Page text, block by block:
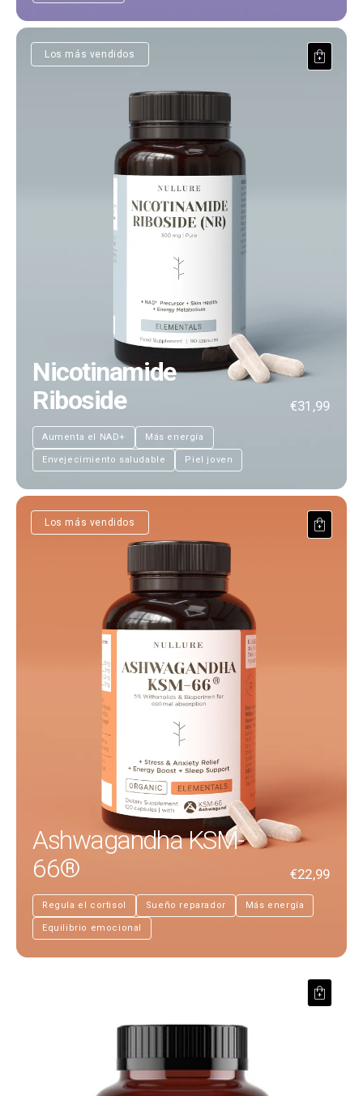
Nicotinamide Riboside
Los más vendidos
Nicotinamide
Riboside
€31,99
Aumenta el NAD+ Más energía
Envejecimiento saludable Piel joven
Ashwagandha KSM-66®
Los más vendidos
Ashwagandha KSM-
66®
€22,99
Regula el cortisol Sueño reparador Más energía
Equilibrio emocional